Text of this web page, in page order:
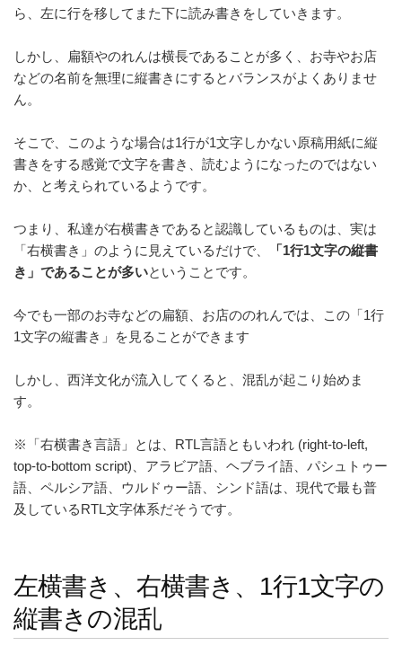
ら、左に行を移してまた下に読み書きをしていきます。
しかし、扁額やのれんは横長であることが多く、お寺やお店
などの名前を無理に縦書きにするとバランスがよくありませ
ん。
そこで、このような場合は1行が1文字しかない原稿用紙に縦
書きをする感覚で文字を書き、読むようになったのではない
か、と考えられているようです。
つまり、私達が右横書きであると認識しているものは、実は
「右横書き」のように見えているだけで、
「1行1文字の縦書
き」であることが多いということです。
今でも一部のお寺などの扁額、お店ののれんでは、この「1行
1文字の縦書き」を見ることができます
しかし、西洋文化が流入してくると、混乱が起こり始めま
す。
※「右横書き言語」とは、RTL言語ともいわれ (right-to-left,
top-to-bottom script)、アラビア語、ヘブライ語、パシュトゥー
語、ペルシア語、ウルドゥー語、シンド語は、現代で最も普
及しているRTL文字体系だそうです。
左横書き、右横書き、1行1文字の
縦書きの混乱